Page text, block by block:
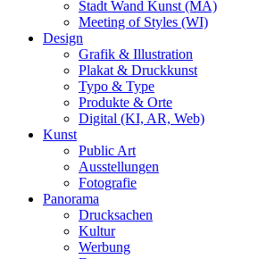
Stadt Wand Kunst (MA)
Meeting of Styles (WI)
Design
Grafik & Illustration
Plakat & Druckkunst
Typo & Type
Produkte & Orte
Digital (KI, AR, Web)
Kunst
Public Art
Ausstellungen
Fotografie
Panorama
Drucksachen
Kultur
Werbung